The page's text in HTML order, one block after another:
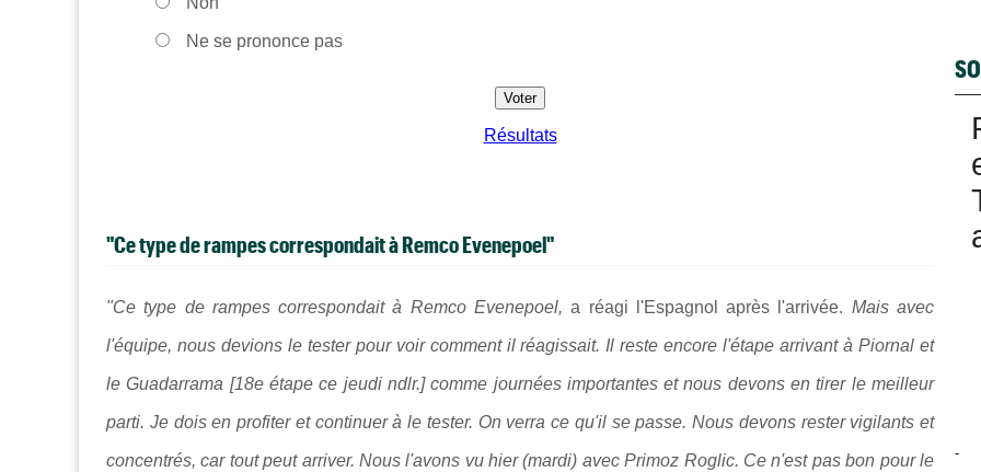
Ne se prononce pas
Résultats
"Ce type de rampes correspondait à Remco Evenepoel"
"Ce type de rampes correspondait à Remco Evenepoel, a réagi l'Espagnol après l'arrivée. Mais avec
l'équipe, nous devions le tester pour voir comment il réagissait. Il reste encore l'étape arrivant à Piornal et
le Guadarrama [18e étape ce jeudi ndlr.] comme journées importantes et nous devons en tirer le meilleur
parti. Je dois en profiter et continuer à le tester. On verra ce qu'il se passe. Nous devons rester vigilants et
concentrés, car tout peut arriver. Nous l'avons vu hier (mardi) avec Primoz Roglic. Ce n'est pas bon pour le -